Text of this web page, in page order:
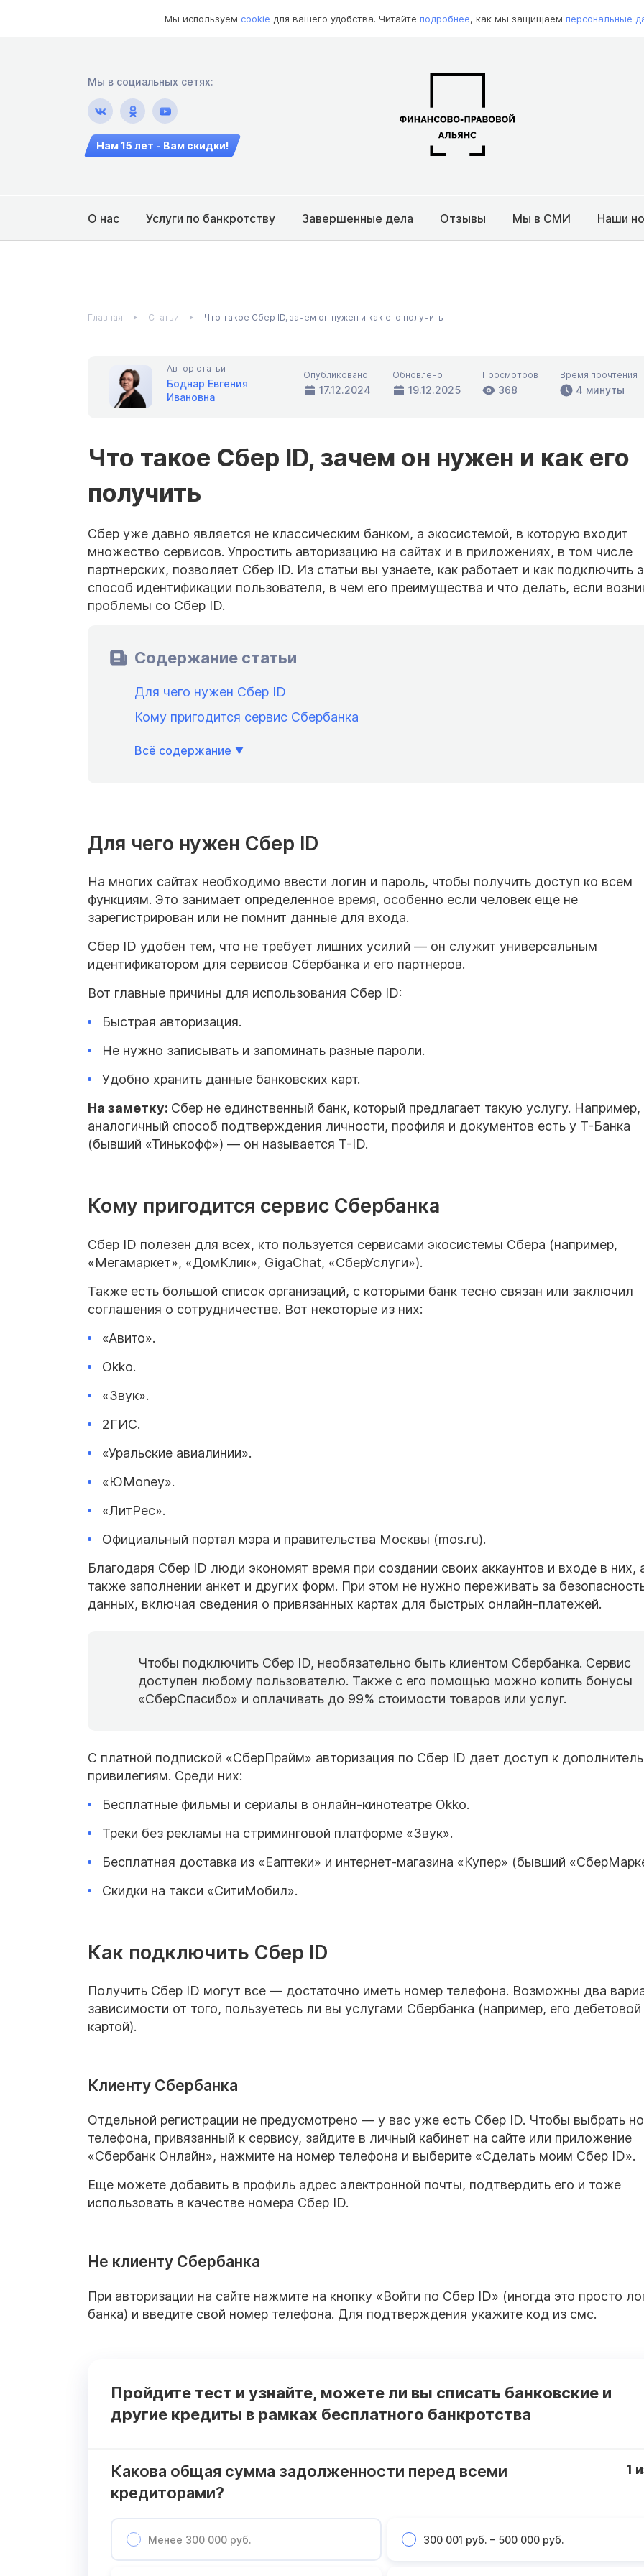
Мы используем cookie для вашего удобства. Читайте подробнее, как мы защищаем персональные
Мы в социальных сетях:
Нам 15 лет - Вам скидки!
О нас Услуги по банкротству Завершенные дела Отзывы Мы в СМИ Наши
Главная Статьи Что такое Сбер ID, зачем он нужен и как его получить
Автор статьи
Боднар Евгения
Ивановна
Опубликовано
17.12.2024
Обновлено
19.12.2025
Просмотров
368
Время прочтения
4 минуты
Что такое Сбер ID, зачем он нужен и как его
получить
Сбер уже давно является не классическим банком, а экосистемой, в которую входит
множество сервисов. Упростить авторизацию на сайтах и в приложениях, в том числе
партнерских, позволяет Сбер ID. Из статьи вы узнаете, как работает и как подключить
способ идентификации пользователя, в чем его преимущества и что делать, если
проблемы со Сбер ID.
Содержание статьи
Для чего нужен Сбер ID
Кому пригодится сервис Сбербанка
Всё содержание
Для чего нужен Сбер ID
На многих сайтах необходимо ввести логин и пароль, чтобы получить доступ ко всем
функциям. Это занимает определенное время, особенно если человек еще не
зарегистрирован или не помнит данные для входа.
Сбер ID удобен тем, что не требует лишних усилий — он служит универсальным
идентификатором для сервисов Сбербанка и его партнеров.
Вот главные причины для использования Сбер ID:
Быстрая авторизация.
Не нужно записывать и запоминать разные пароли.
Удобно хранить данные банковских карт.
На заметку: Сбер не единственный банк, который предлагает такую услугу. Например,
аналогичный способ подтверждения личности, профиля и документов есть у Т-Банка
(бывший «Тинькофф») — он называется T-ID.
Кому пригодится сервис Сбербанка
Сбер ID полезен для всех, кто пользуется сервисами экосистемы Сбера (например,
«Мегамаркет», «ДомКлик», GigaChat, «СберУслуги»).
Также есть большой список организаций, с которыми банк тесно связан или заключил
соглашения о сотрудничестве. Вот некоторые из них:
«Авито».
Okko.
«Звук».
2ГИС.
«Уральские авиалинии».
«ЮMoney».
«ЛитРес».
Официальный портал мэра и правительства Москвы (mos.ru).
Благодаря Сбер ID люди экономят время при создании своих аккаунтов и входе в них,
также заполнении анкет и других форм. При этом не нужно переживать за
данных, включая сведения о привязанных картах для быстрых онлайн-платежей.
Чтобы подключить Сбер ID, необязательно быть клиентом Сбербанка. Сервис
доступен любому пользователю. Также с его помощью можно копить бонусы
«СберСпасибо» и оплачивать до 99% стоимости товаров или услуг.
С платной подпиской «СберПрайм» авторизация по Сбер ID дает доступ к
привилегиям. Среди них:
Бесплатные фильмы и сериалы в онлайн-кинотеатре Okko.
Треки без рекламы на стриминговой платформе «Звук».
Бесплатная доставка из «Еаптеки» и интернет-магазина «Купер» (бывший
Скидки на такси «СитиМобил».
Как подключить Сбер ID
Получить Сбер ID могут все — достаточно иметь номер телефона. Возможны два
зависимости от того, пользуетесь ли вы услугами Сбербанка (например, его дебетовой
картой).
Клиенту Сбербанка
Отдельной регистрации не предусмотрено — у вас уже есть Сбер ID. Чтобы выбрать
телефона, привязанный к сервису, зайдите в личный кабинет на сайте или приложение
«Сбербанк Онлайн», нажмите на номер телефона и выберите «Сделать моим Сбер ID».
Еще можете добавить в профиль адрес электронной почты, подтвердить его и тоже
использовать в качестве номера Сбер ID.
Не клиенту Сбербанка
При авторизации на сайте нажмите на кнопку «Войти по Сбер ID» (иногда это просто
банка) и введите свой номер телефона. Для подтверждения укажите код из смс.
Пройдите тест и узнайте, можете ли вы списать банковские и
другие кредиты в рамках бесплатного банкротства
Какова общая сумма задолженности перед всеми
кредиторами?
Менее 300 000 руб. 300 001 руб. – 500 000 руб.
1